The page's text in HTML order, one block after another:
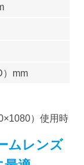
）mm
）使用時
ムレンズ